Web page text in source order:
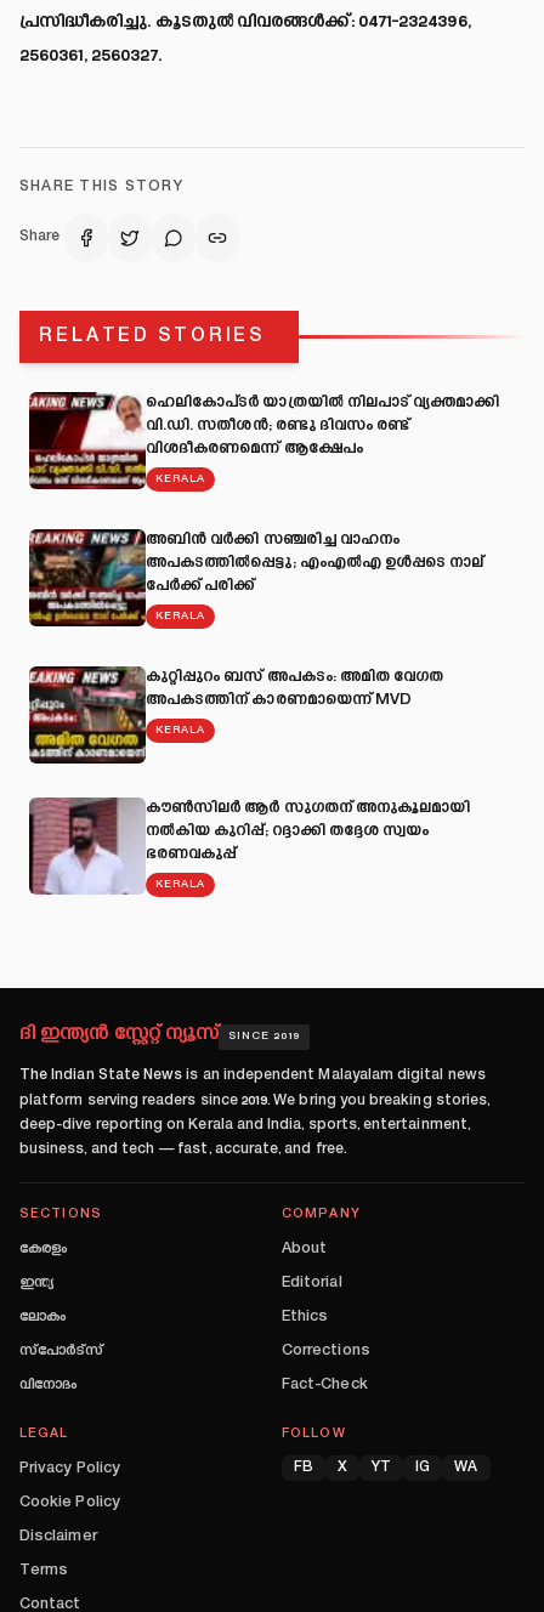
പ്രസിദ്ധീകരിച്ചു. കൂടതുൽ വിവരങ്ങൾക്ക്: 0471-2324396,
2560361, 2560327.
SHARE THIS STORY
Share
RELATED STORIES
ഹെലികോപ്ടർ യാത്രയിൽ നിലപാട് വ്യക്തമാക്കി
വി.ഡി. സതീശൻ; രണ്ടു ദിവസം രണ്ട്
വിശദീകരണമെന്ന് ആക്ഷേപം
KERALA
അബിന്‍ വര്‍ക്കി സഞ്ചരിച്ച വാഹനം
അപകടത്തില്‍പ്പെട്ടു; എംഎല്‍എ ഉള്‍പ്പടെ നാല്
പേര്‍ക്ക് പരിക്ക്
KERALA
കുറ്റിപ്പുറം ബസ് അപകടം: അമിത വേഗത
അപകടത്തിന് കാരണമായെന്ന് MVD
KERALA
കൗൺസിലർ ആർ സുഗതന് അനുകൂലമായി
നല്‍കിയ കുറിപ്പ്; റദ്ദാക്കി തദ്ദേശ സ്വയം
ഭരണവകുപ്പ്
KERALA
ദി ഇന്ത്യൻ സ്റ്റേറ്റ് ന്യൂസ് SINCE 2019
The Indian State News is an independent Malayalam digital news
platform serving readers since 2019. We bring you breaking stories,
deep-dive reporting on Kerala and India, sports, entertainment,
business, and tech — fast, accurate, and free.
SECTIONS
കേരളം
ഇന്ത്യ
ലോകം
സ്പോർട്സ്
വിനോദം
COMPANY
About
Editorial
Ethics
Corrections
Fact-Check
LEGAL
Privacy Policy
Cookie Policy
Disclaimer
Terms
Contact
FOLLOW
FB X YT IG WA